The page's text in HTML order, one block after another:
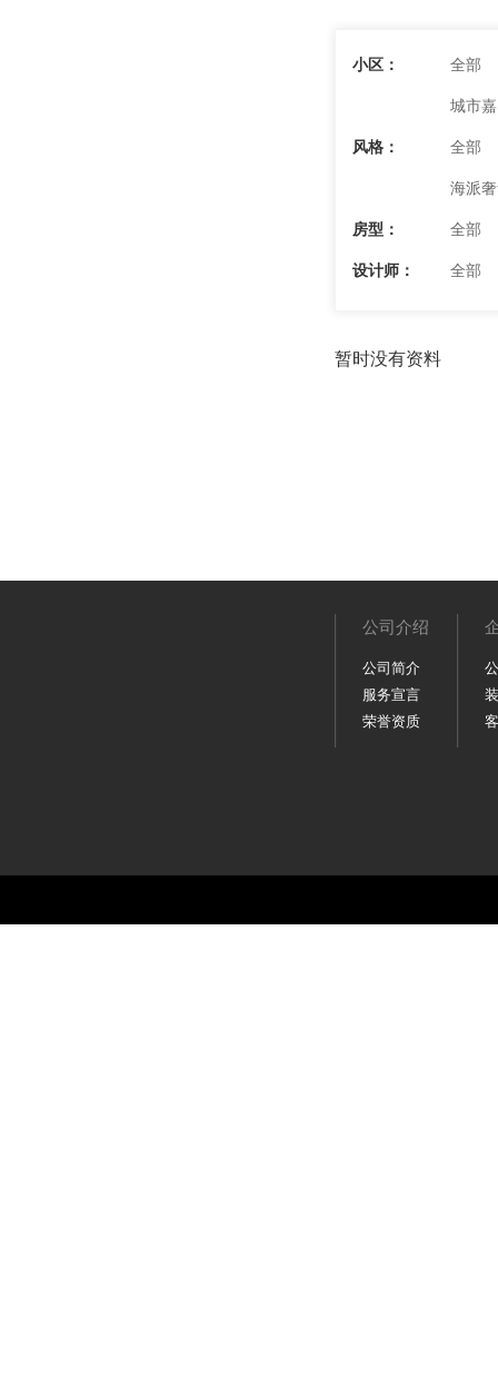
小区：
全部
城市
风格：
全部
海派
房型：
全部
设计师：
全部
暂时没有资料
公司介绍
公司简介
服务宣言
荣誉资质